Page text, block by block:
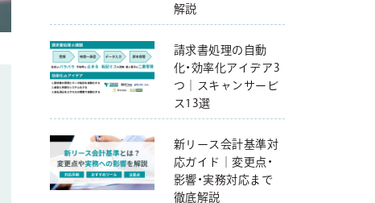
解説
請求書処理の自動
化・効率化アイデア3
つ｜スキャンサービ
ス13選
新リース会計基準対
応ガイド｜変更点・
影響・実務対応まで
徹底解説